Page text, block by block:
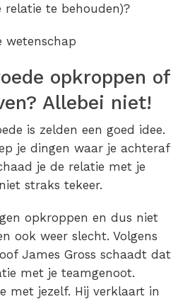
te behouden)?
wetenschap
opkroppen of
Allebei niet!
is zelden een goed idee.
je dingen waar je achteraf
je de relatie met je
straks tekeer.
opkroppen en dus niet
ook weer slecht. Volgens
James Gross schaadt dat
met je teamgenoot.
met jezelf. Hij verklaart in